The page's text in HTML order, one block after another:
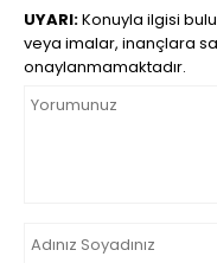
UYARI:Konuyla ilgisi
veya imalar, inançlara
onaylanmamaktadır.